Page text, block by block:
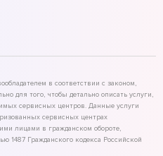
в соответствии с законом,
для того, чтобы детально описать услуги,
сервисных центров. Данные услуги
сервисных центрах
лицами в гражданском обороте,
1487 Гражданского кодекса Российской